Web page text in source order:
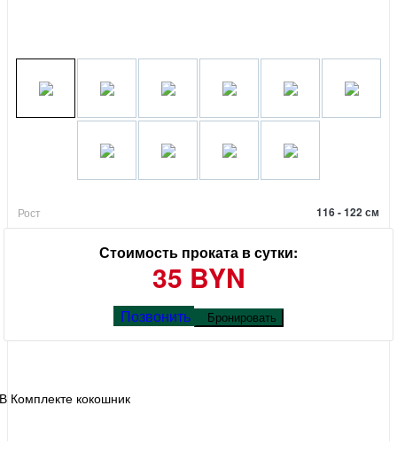
Рост 116 - 122 см
Стоимость проката в сутки:
35 BYN
Позвонить Бронировать
В Комплекте кокошник